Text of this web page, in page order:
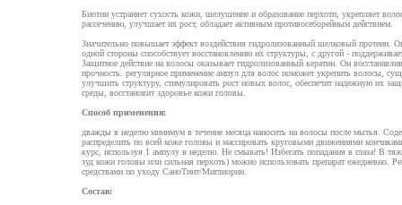
Биотин устраняет сухость кожи, шелушение и образование перхоти, укрепляет
рассечению, улучшает их рост, обладает активным противосеборейным действием.
Значительно повышает эффект воздействия гидролизованный шелковый протеин.
одной стороны способствует восстановлению их структуры, с другой -
Защитное действие на волосы оказывает гидролизованный кератин. Он
прочность. регулярное применение ампул для волос поможет укрепить волосы,
улучшить структуру, стимулировать рост новых волос, обеспечит надежную их
среды, восстановит здоровье кожи головы.
Способ применения:
дважды в неделю минимум в течение месяца наносить на волосы после мытья.
распределить по всей коже головы и массировать круговыми движениями
курс, используя 1 ампулу в неделю. Не смывать! Избегать попадания в глаза! В
зуд кожи головы или сильная перхоть) можно использовать препарат ежедневно.
средствами по уходу СаноТинт/Миглиорин.
Состав: